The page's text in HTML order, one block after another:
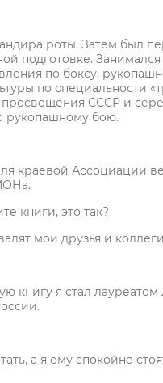
роты. Затем был
подготовке.
по боксу,
по специальности
просвещения СССР и
рукопашному бою.
краевой Ассоциации
книги, это так?
мои друзья и
книгу я стал
а я ему спокойно